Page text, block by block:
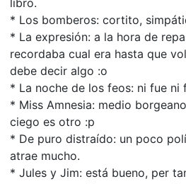
* Los bomberos: cortito,
* La expresión: a la hora de
recordaba cual era hasta que
debe decir algo :o
* La noche de los feos: ni fue ni
* Miss Amnesia: medio
ciego es otro :p
* De puro distraído: un poco
atrae mucho.
* Jules y Jim: está bueno, per